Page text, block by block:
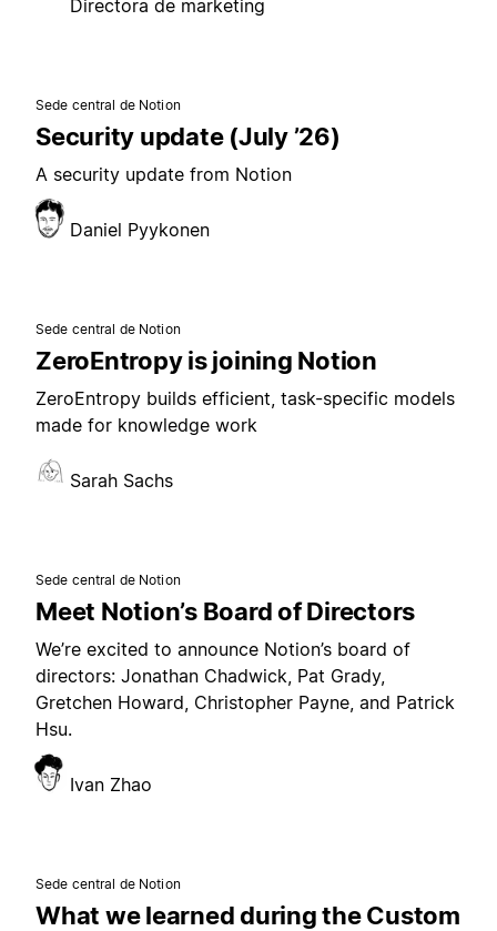
Directora de marketing
Sede central de Notion
Security update (July ’26)
A security update from Notion
Daniel Pyykonen
Sede central de Notion
ZeroEntropy is joining Notion
ZeroEntropy builds efficient, task-specific models
made for knowledge work
Sarah Sachs
Sede central de Notion
Meet Notion’s Board of Directors
We’re excited to announce Notion’s board of
directors: Jonathan Chadwick, Pat Grady,
Gretchen Howard, Christopher Payne, and Patrick
Hsu.
Ivan Zhao
Sede central de Notion
What we learned during the Custom